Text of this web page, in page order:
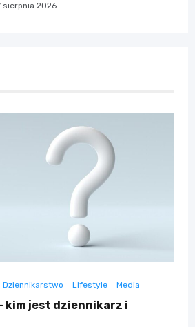
sierpnia 2026
Dziennikarstwo Lifestyle Media
kim jest dziennikarz i